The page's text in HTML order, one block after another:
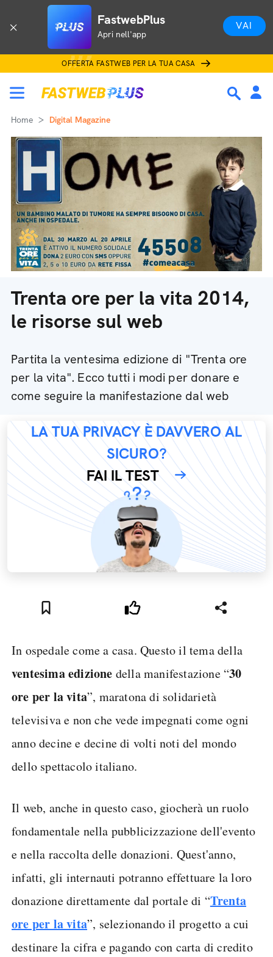
FastwebPlus
Apri nell'app
VAI
OFFERTA FASTWEB PER LA TUA CASA
Home Digital Magazine
Trenta ore per la vita 2014,
le risorse sul web
Partita la ventesima edizione di "Trenta ore
per la vita". Ecco tutti i modi per donare e
come seguire la manifestazione dal web
LA TUA PRIVACY È DAVVERO AL
SICURO?
FAI IL TEST
In ospedale come a casa. Questo il tema della
ventesima edizione della manifestazione “30
ore per la vita”, maratona di solidarietà
televisiva e non che vede impegnati come ogni
anno decine e decine di volti noti del mondo
dello spettacolo italiano.
Il web, anche in questo caso, giocherà un ruolo
fondamentale nella pubblicizzazione dell'evento
e nella raccolta delle donazioni. Quest'anno,
infatti, gli internauti potranno effettuare la loro
donazione direttamente dal portale di “Trenta
ore per la vita”, selezionando il progetto a cui
destinare la cifra e pagando con carta di credito